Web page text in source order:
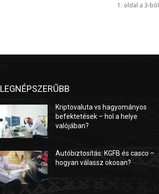
1. oldal a 3-ból
LEGNÉPSZERŰBB
Kriptovaluta vs hagyományos
befektetések – hol a helye
valójában?
Autóbiztosítás: KGFB és casco –
hogyan válassz okosan?